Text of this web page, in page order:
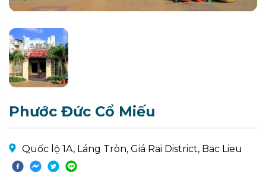
Phước Đức Cổ Miếu
Quốc lộ 1A, Láng Tròn, Giá Rai District, Bac Lieu